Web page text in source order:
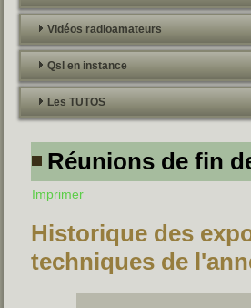
Vidéos radioamateurs
Qsl en instance
Les TUTOS
Réunions de fin
Imprimer
Historique des
techniques de